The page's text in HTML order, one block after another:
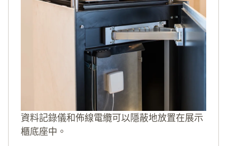
資料記錄儀和佈線電纜可以隱蔽地放置在展示
櫃底座中。